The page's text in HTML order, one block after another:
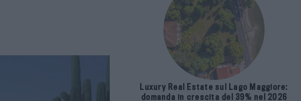
Luxury Real Estate sul Lago Maggiore:
domanda in crescita del 39% nel 2026